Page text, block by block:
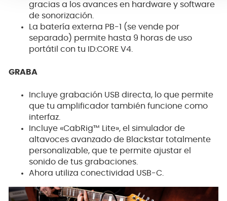
gracias a los avances en hardware y software
de sonorización.
La batería externa PB-1 (se vende por
separado) permite hasta 9 horas de uso
portátil con tu ID:CORE V4.
GRABA
Incluye grabación USB directa, lo que permite
que tu amplificador también funcione como
interfaz.
Incluye «CabRig™ Lite», el simulador de
altavoces avanzado de Blackstar totalmente
personalizable, que te permite ajustar el
sonido de tus grabaciones.
Ahora utiliza conectividad USB-C.